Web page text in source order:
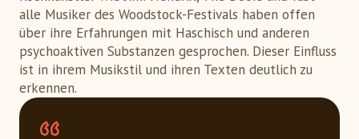
alle Musiker des Woodstock-Festivals haben offen
über ihre Erfahrungen mit Haschisch und anderen
psychoaktiven Substanzen gesprochen. Dieser Einfluss
ist in ihrem Musikstil und ihren Texten deutlich zu
erkennen.